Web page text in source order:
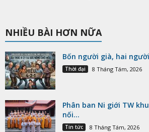
NHIỀU BÀI HƠN NỮA
Bốn người già, hai
Thời đại 8 Tháng Tám, 2026
Phân ban Ni giới TW
nối...
Tin tức 8 Tháng Tám, 2026